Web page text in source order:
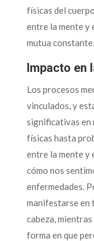
físicas del
entre la mente y
mutua constante.
Impacto en
Los procesos
vinculados, y
significativas en
físicas hasta
entre la mente y
cómo nos
enfermedades.
manifestarse en
cabeza,
forma en que